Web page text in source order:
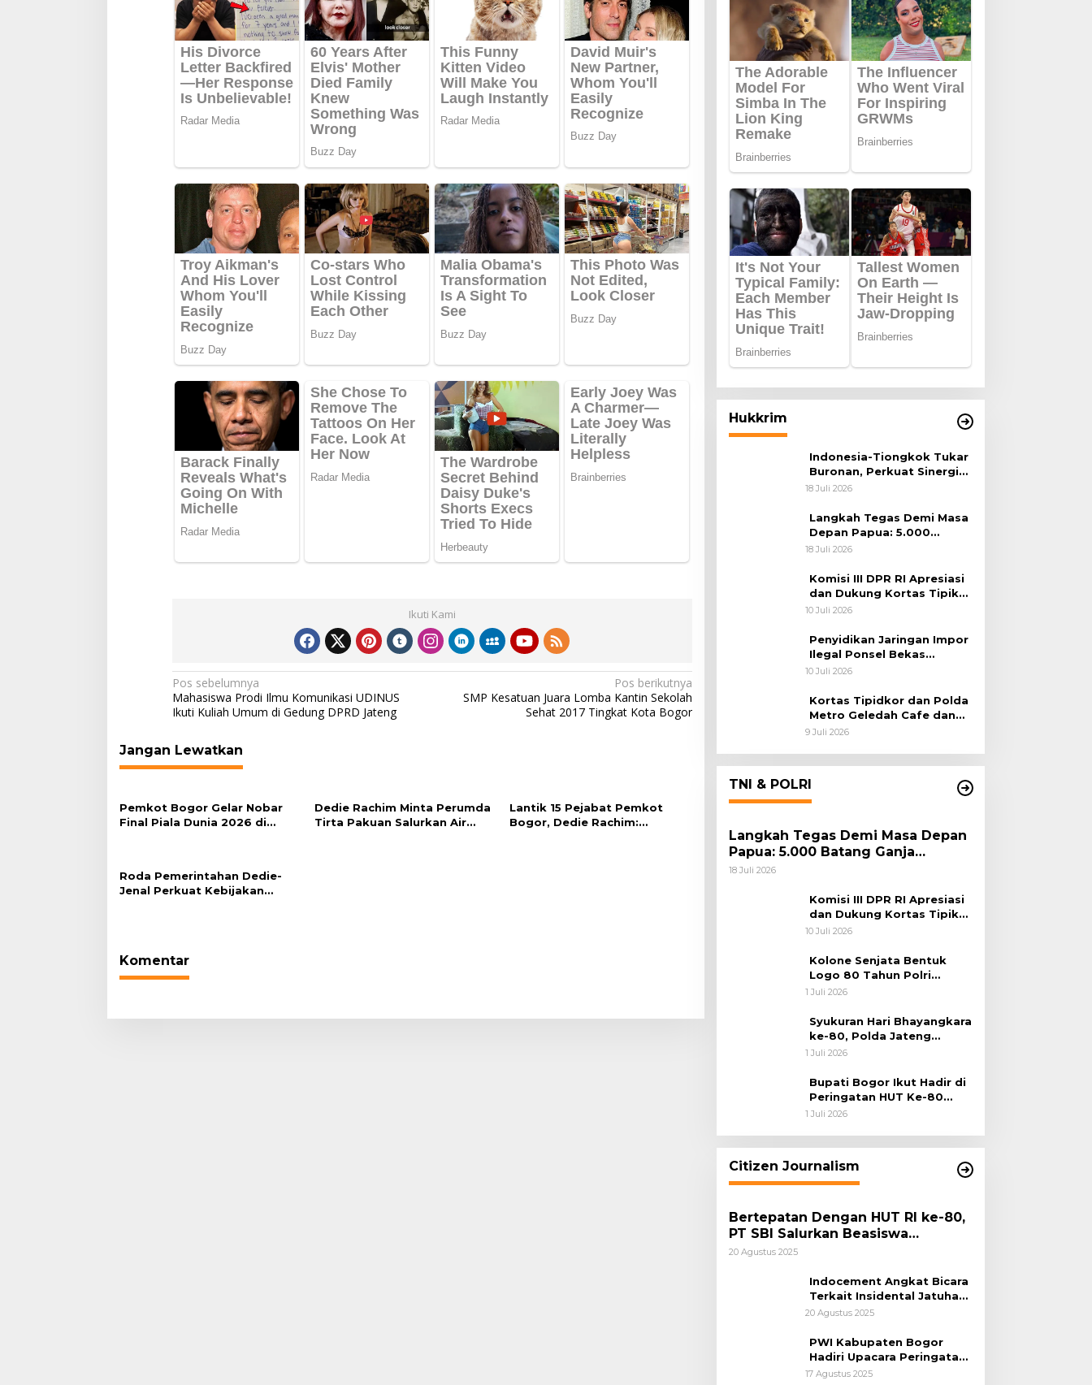
Ikuti Kami
Navigasi
pos
Pos sebelumnya
Mahasiswa Prodi Ilmu Komunikasi UDINUS
Ikuti Kuliah Umum di Gedung DPRD Jateng
Pos berikutnya
SMP Kesatuan Juara Lomba Kantin Sekolah
Sehat 2017 Tingkat Kota Bogor
Jangan Lewatkan
Pemkot Bogor Gelar Nobar
Final Piala Dunia 2026 di
Dedie Rachim Minta Perumda
Tirta Pakuan Salurkan Air
Lantik 15 Pejabat Pemkot
Bogor, Dedie Rachim:
Roda Pemerintahan Dedie-
Jenal Perkuat Kebijakan
Komentar
Hukkrim
Indonesia-Tiongkok Tukar
Buronan, Perkuat Sinergi
Penegakan Hukum Lintas
18 Juli 2026
Langkah Tegas Demi Masa
Depan Papua: 5.000
Batang Ganja Berhasil
Habema
18 Juli 2026
Komisi III DPR RI Apresiasi
dan Dukung Kortas Tipikor
Polri Usut Dugaan Korupsi
10 Juli 2026
Penyidikan Jaringan Impor
Ilegal Ponsel Bekas
Rampung, Tiga Tersangka
10 Juli 2026
Kortas Tipidkor dan Polda
Metro Geledah Cafe dan
Money Changer
9 Juli 2026
TNI & POLRI
Langkah Tegas Demi Masa Depan
Papua: 5.000 Batang Ganja
Berhasil Diungkap Koops TNI
18 Juli 2026
Komisi III DPR RI Apresiasi
dan Dukung Kortas Tipikor
Polri Usut Dugaan Korupsi
10 Juli 2026
Kolone Senjata Bentuk
Logo 80 Tahun Polri
Warnai Upacara Hari
1 Juli 2026
Syukuran Hari Bhayangkara
ke-80, Polda Jateng
Teguhkan Semangat
Kebersamaan
1 Juli 2026
Bupati Bogor Ikut Hadir di
Peringatan HUT Ke-80
Bhayangkara, Sinergi Polri
1 Juli 2026
Citizen Journalism
Bertepatan Dengan HUT RI ke-80,
PT SBI Salurkan Beasiswa
Pendidikan Kepada 500 Pelajar
20 Agustus 2025
Indocement Angkat Bicara
Terkait Insidental Jatuhan
Debu Semen Pabrik
20 Agustus 2025
PWI Kabupaten Bogor
Hadiri Upacara Peringatan
HUT Ke-80 Kemerdekaan
17 Agustus 2025